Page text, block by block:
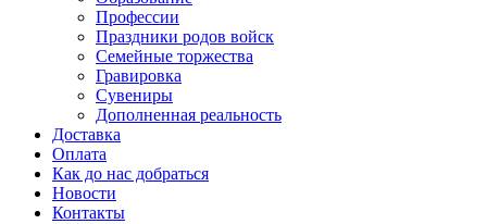
Профессии
Праздники родов войск
Семейные торжества
Гравировка
Сувениры
Дополненная реальность
Доставка
Оплата
Как до нас добраться
Новости
Контакты